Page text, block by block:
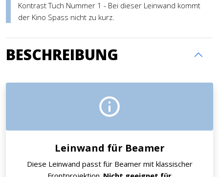
Kontrast Tuch Nummer 1 - Bei dieser Leinwand kommt
der Kino Spass nicht zu kurz.
BESCHREIBUNG
Leinwand für Beamer
Diese Leinwand passt für Beamer mit klassischer